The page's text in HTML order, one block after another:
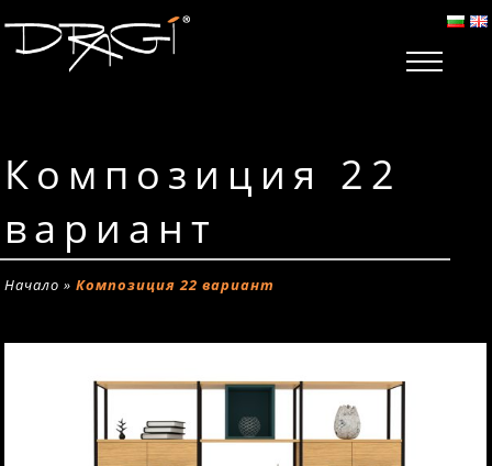
Композиция 22
вариант
Начало »Композиция 22 вариант